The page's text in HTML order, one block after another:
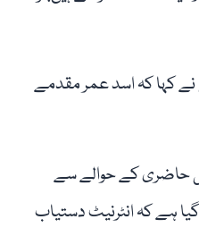
کہا کہ اسد عمر مقدمے
حاضری کے حوالے سے
ہے کہ انٹرنیٹ دستیاب